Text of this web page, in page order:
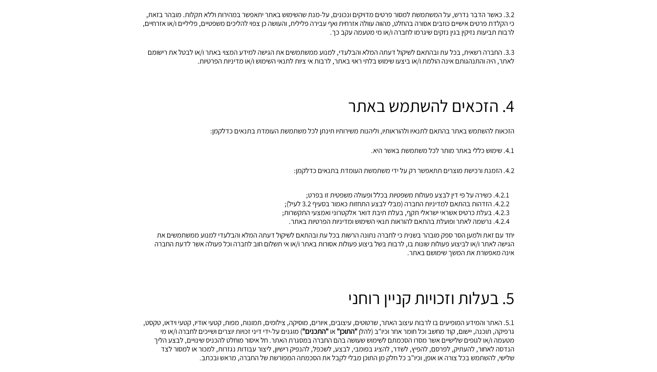
3.2. כאשר הדבר נדרש, על המשתמשת למסור פרטים מדויקים ונכונים, על-מנת שהשימוש באתר יתאפשר במהירות וללא תקלות. מובהר בזאת,
כי הקלדת פרטים אישיים כוזבים אסורה בהחלט, מהווה עוולה אזרחית ואף עבירה פלילית, והעושה כן צפוי להליכים משפטיים, פליליים ו/או אזרחיים,
לרבות תביעות נזיקין בגין נזקים שיגרמו לחברה ו/או מי מטעמה עקב כך.
3.3. החברה רשאית, בכל עת ובהתאם לשיקול דעתה המלא והבלעדי, למנוע ממשתמשים את הגישה למידע המצוי באתר ו/או לבטל את רישומם
לאתר, היה והתנהגותם אינה הולמת ו/או ביצעו שימוש בלתי ראוי באתר, לרבות אי ציות לתנאי השימוש ו/או מדיניות הפרטיות.
4. הזכאים להשתמש באתר
הזכאות להשתמש באתר בהתאם לתנאיו ולהוראותיו, וליהנות משירותיו תינתן לכל משתמשת העומדת בתנאים כדלקמן:
4.1. שימוש כללי באתר מותר לכל משתמשת באשר היא.
4.2. הזמנת ורכישת מוצרים תתאפשר רק על ידי משתמשת העומדת בתנאים כדלקמן:
4.2.1. כשירה על פי דין לבצע פעולות משפטיות בכלל ופעולה משפטית זו בפרט;
4.2.2. הזדהות בהתאם למדיניות החברה (מבלי לבצע התחזות כאמור בסעיף 3.2 לעיל);
4.2.3. בעלת כרטיס אשראי ישראלי תקף, בעלת תיבת דואר אלקטרוני ואמצעי התקשרות;
4.2.4. נרשמה לאתר ופועלת בהתאם להוראות תנאי השימוש ומדיניות הפרטיות באתר.
יחד עם זאת ולמען הסר ספק מובהר בשנית כי לחברה נתונה הרשות בכל עת ובהתאם לשיקול דעתה המלא והבלעדי למנוע ממשתמשים את
הגישה לאתר ו/או לביצוע פעולות שונות בו, לרבות בשל ביצוע פעולות אסורות באתר ו/או אי תשלום חוב לחברה וכל פעולה אשר לדעת החברה
אינה מאפשרת את המשך שימושם באתר.
5. בעלות וזכויות קניין רוחני
5.1. האתר והמידע המופיעים בו לרבות עיצוב האתר, שרטוטים, עיצובים, איורים, מוסיקה, צילומים, תמונות, מפות, קטעי אודיו, קטעי וידאו, טקסט,
גרפיקה, תוכנה, יישום, קוד מחשב וכל חומר אחר וכיו"ב (להלן "התוכן" או "התכנים") מוגנים על-ידי דיני זכויות יוצרים ושייכים לחברה ו/או מי
מטעמה ו/או לגופים שלישיים אשר מסרו הסכמתם לשימוש שעושה בהם החברה במסגרת האתר. חל איסור מוחלט להכניס שינויים, לבצע הליך
הנדסה לאחור, להעתיק, לפרסם, להפיץ, לשדר, להציג בפומבי, לבצע, לשכפל, להנפיק רישיון, ליצור עבודות נגזרות, למכור או למסור לצד
שלישי, להשתמש בכל צורה או אופן, וכיו"ב כל חלק מן התוכן מבלי לקבל את הסכמתה המפורשת של החברה, מראש ובכתב.